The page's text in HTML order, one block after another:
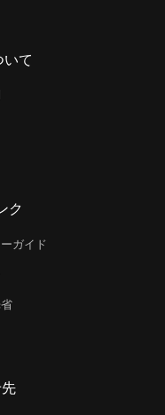
て
ク
ガイド